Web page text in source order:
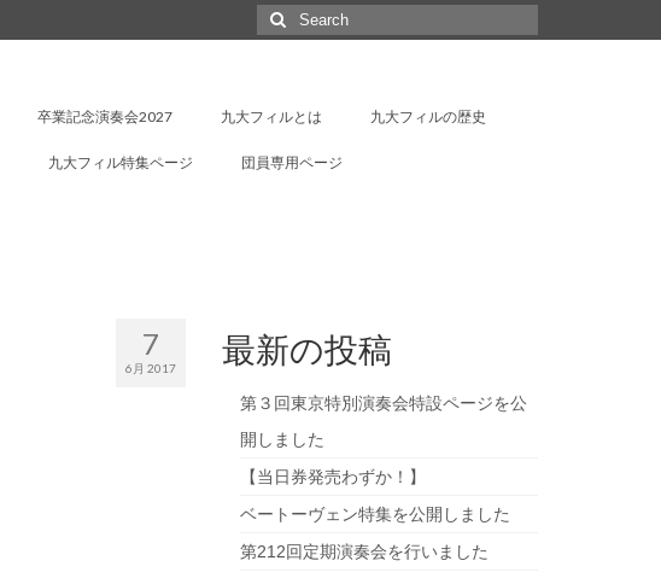
Search
for:
卒業記念演奏会2027 九大フィルとは 九大フィルの歴史
九大フィル特集ページ 団員専用ページ
7
6月 2017 最新の投稿
第３回東京特別演奏会特設ページを公
開しました
【当日券発売わずか！】
ベートーヴェン特集を公開しました
第212回定期演奏会を行いました